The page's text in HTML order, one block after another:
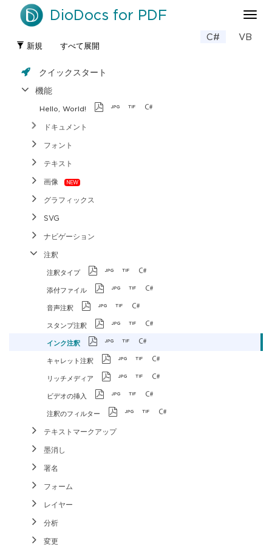
ナ
ゲ
DioDocs for PDF
C# VB
新規 すべて展開
クイックスタート
機能
Hello, World!
ドキュメント
フォント
テキスト
画像
グラフィックス
SVG
ナビゲーション
注釈
注釈タイプ
添付ファイル
音声注釈
スタンプ注釈
インク注釈
キャレット注釈
リッチメディア
ビデオの挿入
注釈のフィルター
テキストマークアップ
墨消し
署名
フォーム
レイヤー
分析
変更